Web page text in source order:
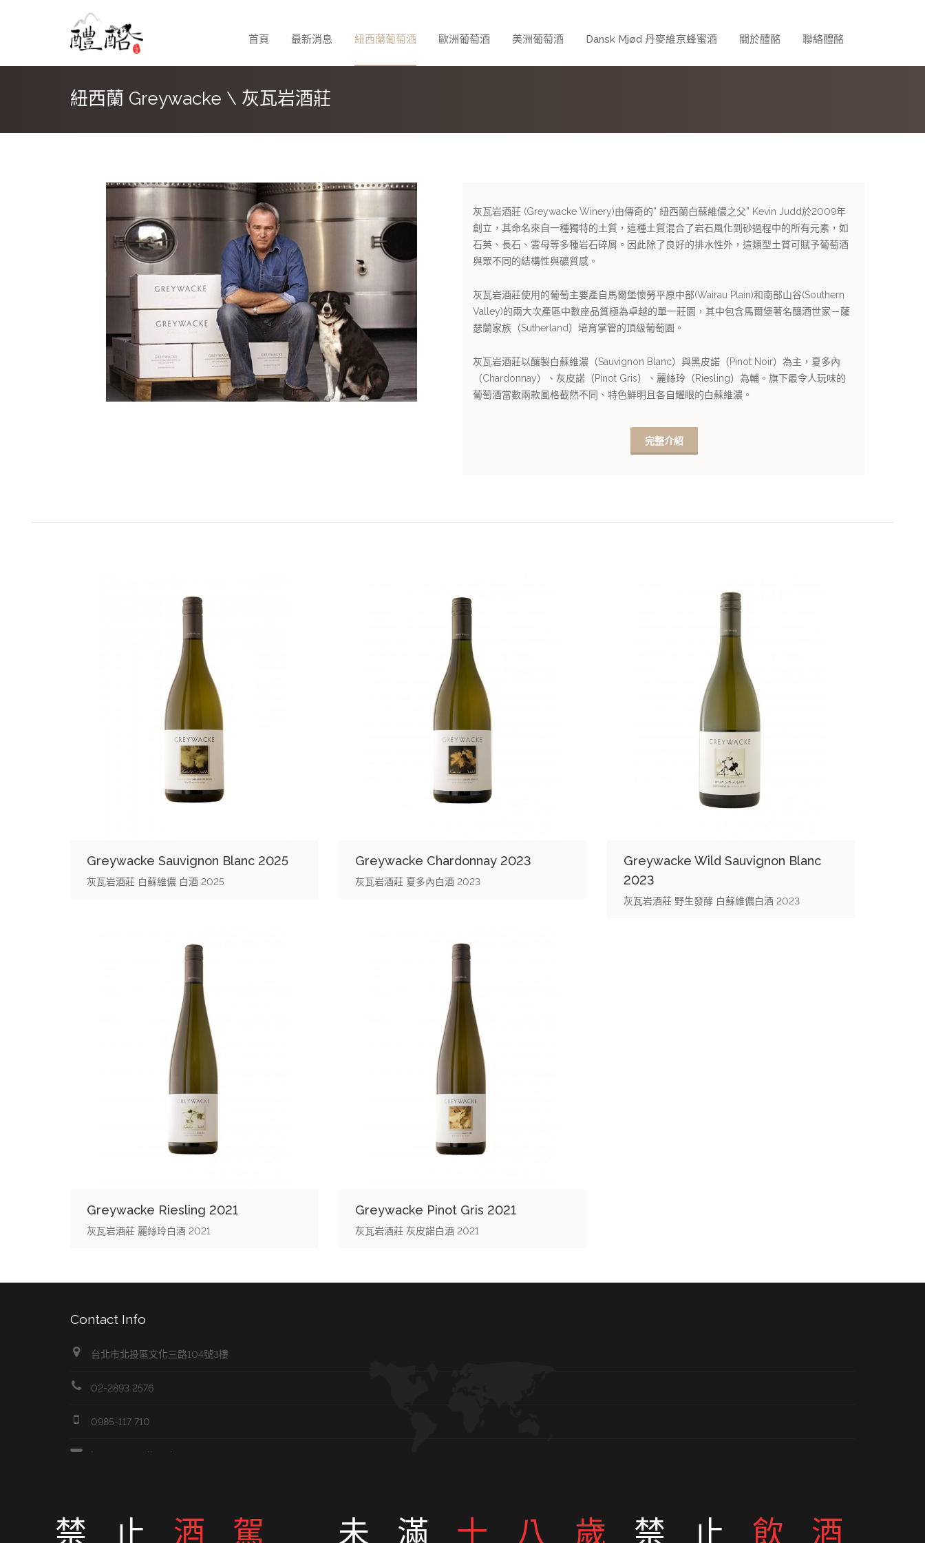
首頁 最新消息 紐西蘭葡萄酒 歐洲葡萄酒 美洲葡萄酒 Dansk Mjød 丹麥維京蜂蜜酒 關於醴酩 聯絡醴酩
紐西蘭 Greywacke \ 灰瓦岩酒莊
灰瓦岩酒莊 (Greywacke Winery)由傳奇的” 紐西蘭白蘇維儂之父” Kevin Judd於2009年
創立，其命名來自一種獨特的土質，這種土質混合了岩石風化到砂過程中的所有元素，如
石英、長石、雲母等多種岩石碎屑。因此除了良好的排水性外，這類型土質可賦予葡萄酒
與眾不同的結構性與礦質感。
灰瓦岩酒莊使用的葡萄主要產自馬爾堡懷勞平原中部(Wairau Plain)和南部山谷(Southern
Valley)的兩大次產區中數座品質極為卓越的單一莊園，其中包含馬爾堡著名釀酒世家－薩
瑟蘭家族（Sutherland）培育掌管的頂級葡萄園。
灰瓦岩酒莊以釀製白蘇維濃（Sauvignon Blanc）與黑皮諾（Pinot Noir）為主，夏多內
（Chardonnay）、灰皮諾（Pinot Gris）、麗絲玲（Riesling）為輔。旗下最令人玩味的
葡萄酒當數兩款風格截然不同、特色鮮明且各自耀眼的白蘇維濃。
完整介紹
Greywacke Sauvignon Blanc 2025
灰瓦岩酒莊 白蘇維儂 白酒 2025
Greywacke Chardonnay 2023
灰瓦岩酒莊 夏多內白酒 2023
Greywacke Wild Sauvignon Blanc
2023
灰瓦岩酒莊 野生發酵 白蘇維儂白酒 2023
Greywacke Riesling 2021
灰瓦岩酒莊 麗絲玲白酒 2021
Greywacke Pinot Gris 2021
灰瓦岩酒莊 灰皮諾白酒 2021
Contact Info
台北市北投區文化三路104號3樓
02-2893 2576
0985-117 710
jasonwang@liv-ming.com
禁止 酒駕 未滿 十八歲 禁止 飲酒
醴酩國際 © 2026 , Liv Ming International